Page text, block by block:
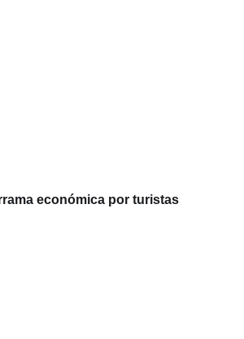
económica por turistas